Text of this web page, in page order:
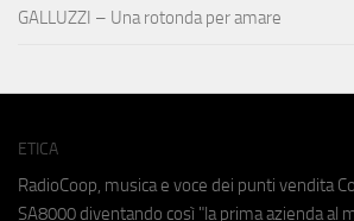
GALLUZZI – Una rotonda per amare
ETICA
RadioCoop, musica e voce dei punti vendita
SA8000 diventando così "la prima azienda al